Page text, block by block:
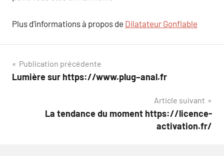
Plus d’informations à propos de Dilatateur Gonflable
Navigation
de
Publication précédente
Lumière sur https://www.plug–anal.fr
Article suivant
La tendance du moment https://licence-
activation.fr/